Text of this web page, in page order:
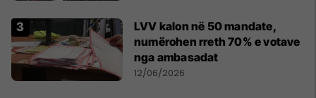
LVV kalon në 50 mandate,
numërohen rreth 70% e votave
nga ambasadat
12/06/2026